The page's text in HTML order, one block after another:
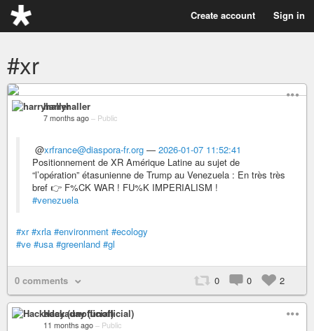
Create account Sign in
#xr
harryhaller
7 months ago – Public
@xrfrance@diaspora-fr.org — 2026-01-07 11:52:41
Positionnement de XR Amérique Latine au sujet de
“l’opération” étasunienne de Trump au Venezuela : En très très
bref 👉 F%CK WAR ! FU%K IMPERIALISM !
#venezuela
#xr #xrla #environment #ecology
#ve #usa #greenland #gl
0 comments 0 0 2
Hackaday (unofficial)
11 months ago – Public